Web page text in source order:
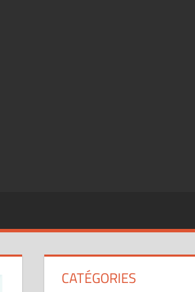
CATÉGORIES